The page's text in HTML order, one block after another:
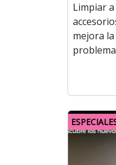
Limpiar
mejora